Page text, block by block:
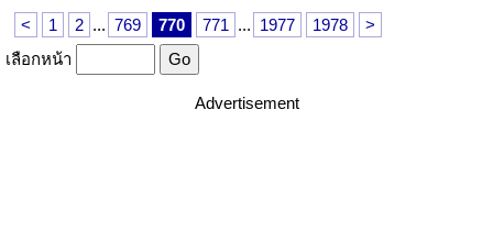
< 1 2 ... 769 770 771 ... 1977 1978
>
เลือกหน้า
Advertisement